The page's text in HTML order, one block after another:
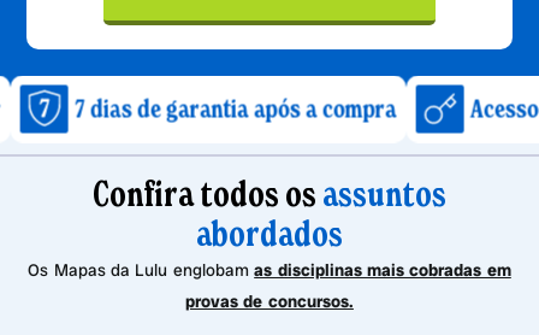
de garantia após a compra Acesso imediato
Confira todos os assuntos
abordados
Os Mapas da Lulu englobamas disciplinas mais cobradas em
provas de concursos.